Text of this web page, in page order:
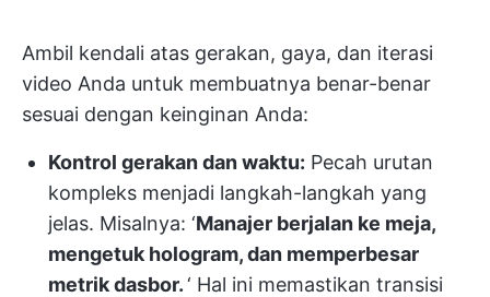
Ambil kendali atas gerakan, gaya, dan iterasi
video Anda untuk membuatnya benar-benar
sesuai dengan keinginan Anda:
Kontrol gerakan dan waktu: Pecah urutan
kompleks menjadi langkah-langkah yang
jelas. Misalnya: ‘Manajer berjalan ke meja,
mengetuk hologram, dan memperbesar
metrik dasbor.‘ Hal ini memastikan transisi